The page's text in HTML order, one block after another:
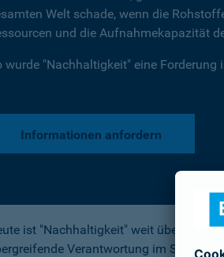
Welt schade, wenn die
und die Aufnahmekapazität
wurde "Nachhaltigkeit" eine Forderung
Informationen anfordern
ist "Nachhaltigkeit" weit über die
Verantwortung im Sinne